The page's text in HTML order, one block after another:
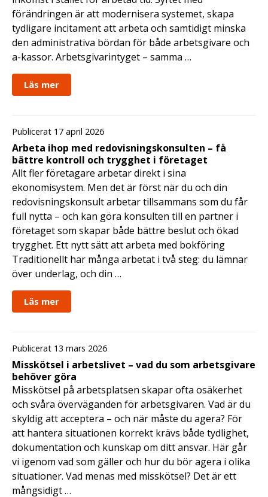
förändringen är att modernisera systemet, skapa
tydligare incitament att arbeta och samtidigt minska
den administrativa bördan för både arbetsgivare och
a-kassor. Arbetsgivarintyget – samma …
Läs mer
Publicerat 17 april 2026
Arbeta ihop med redovisningskonsulten – få
bättre kontroll och trygghet i företaget
Allt fler företagare arbetar direkt i sina
ekonomisystem. Men det är först när du och din
redovisningskonsult arbetar tillsammans som du får
full nytta – och kan göra konsulten till en partner i
företaget som skapar både bättre beslut och ökad
trygghet. Ett nytt sätt att arbeta med bokföring
Traditionellt har många arbetat i två steg: du lämnar
över underlag, och din …
Läs mer
Publicerat 13 mars 2026
Misskötsel i arbetslivet – vad du som arbetsgivare
behöver göra
Misskötsel på arbetsplatsen skapar ofta osäkerhet
och svåra överväganden för arbetsgivaren. Vad är du
skyldig att acceptera – och när måste du agera? För
att hantera situationen korrekt krävs både tydlighet,
dokumentation och kunskap om ditt ansvar. Här går
vi igenom vad som gäller och hur du bör agera i olika
situationer. Vad menas med misskötsel? Det är ett
mångsidigt …